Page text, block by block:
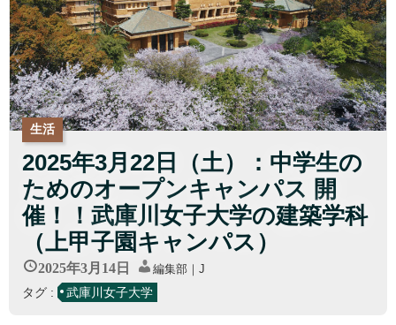
生活
2025年3月22日（土）：中学生の
ためのオープンキャンパス 開
催！！武庫川女子大学の建築学科
（上甲子園キャンパス）
2025年3月14日 編集部｜J
タグ : 武庫川女子大学